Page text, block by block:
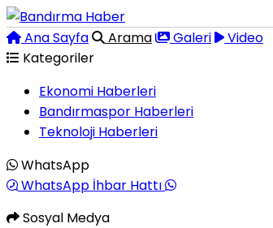
Ana Sayfa Arama Galeri
Video
Kategoriler
Ekonomi Haberleri
Bandırmaspor Haberleri
Teknoloji Haberleri
WhatsApp
WhatsApp İhbar Hattı
Sosyal Medya